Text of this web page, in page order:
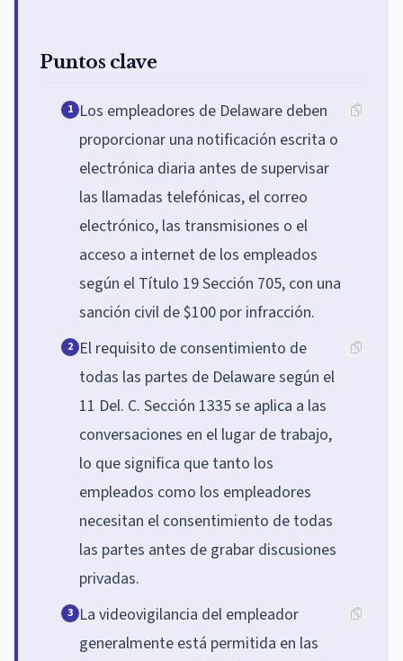
Puntos clave
1 Los empleadores de Delaware deben
proporcionar una notificación escrita o
electrónica diaria antes de supervisar
las llamadas telefónicas, el correo
electrónico, las transmisiones o el
acceso a internet de los empleados
según el Título 19 Sección 705, con una
sanción civil de $100 por infracción.
2 El requisito de consentimiento de
todas las partes de Delaware según el
11 Del. C. Sección 1335 se aplica a las
conversaciones en el lugar de trabajo,
lo que significa que tanto los
empleados como los empleadores
necesitan el consentimiento de todas
las partes antes de grabar discusiones
privadas.
3 La videovigilancia del empleador
generalmente está permitida en las